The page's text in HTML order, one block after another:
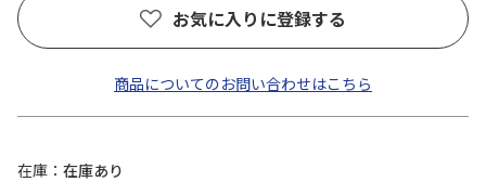
お気に入りに登録する
商品についてのお問い合わせはこちら
在庫
在庫あり